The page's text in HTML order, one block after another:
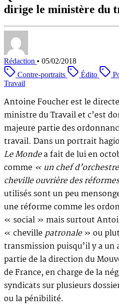
dirige le ministère du
Rédaction • 05/02/2018
Contre-portraits
Édito
Travail
Antoine Foucher est le
ministre du Travail et c’est
majeure partie des
travail. Dans un portrait
Le Mondea fait de lui en
comme « un chef
cheville ouvrière des
utilisés sont un peu
une réforme comme les
« social » mais surtout
« chevillepatronale» ou
transmission puisqu’il y a
partie de la direction du
de France, en charge de la
syndicats sur plusieurs
ou la pénibilité.